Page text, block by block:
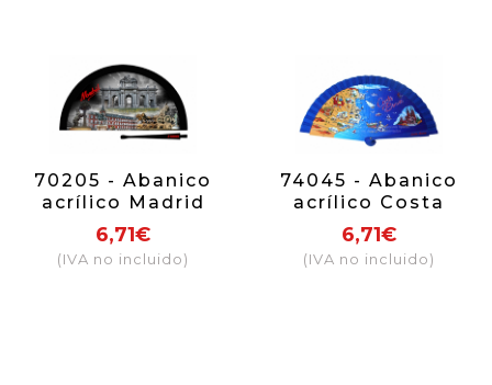
70205 - Abanico
acrílico Madrid
nocturno
6,71€
(IVA no incluido)
74045 - Abanico
acrílico Costa
Brava
6,71€
(IVA no incluido)